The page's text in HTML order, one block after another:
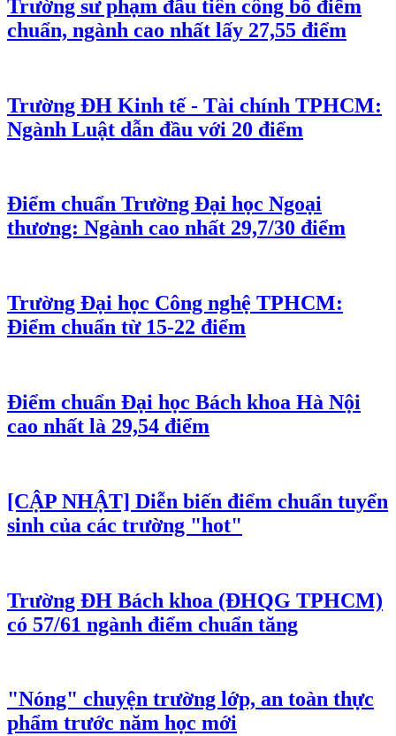
Trường sư phạm đầu tiên công bố điểm
chuẩn, ngành cao nhất lấy 27,55 điểm
Trường ĐH Kinh tế - Tài chính TPHCM:
Ngành Luật dẫn đầu với 20 điểm
Điểm chuẩn Trường Đại học Ngoại
thương: Ngành cao nhất 29,7/30 điểm
Trường Đại học Công nghệ TPHCM:
Điểm chuẩn từ 15-22 điểm
Điểm chuẩn Đại học Bách khoa Hà Nội
cao nhất là 29,54 điểm
[CẬP NHẬT] Diễn biến điểm chuẩn tuyển
sinh của các trường "hot"
Trường ĐH Bách khoa (ĐHQG TPHCM)
có 57/61 ngành điểm chuẩn tăng
"Nóng" chuyện trường lớp, an toàn thực
phẩm trước năm học mới